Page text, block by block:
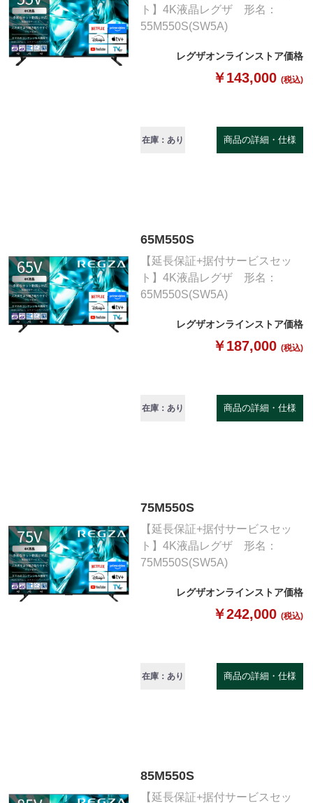
ト】4K液晶レグザ 形名：
55M550S(SW5A)
レグザオンラインストア価格
￥143,000 (税込)
在庫：あり 商品の詳細・仕様
65M550S
【延長保証+据付サービスセッ
ト】4K液晶レグザ 形名：
65M550S(SW5A)
レグザオンラインストア価格
￥187,000 (税込)
在庫：あり 商品の詳細・仕様
75M550S
【延長保証+据付サービスセッ
ト】4K液晶レグザ 形名：
75M550S(SW5A)
レグザオンラインストア価格
￥242,000 (税込)
在庫：あり 商品の詳細・仕様
85M550S
【延長保証+据付サービスセッ